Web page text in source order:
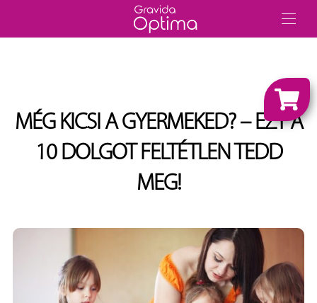
MÉG KICSI A GYERMEKED? – EZT A
10 DOLGOT FELTÉTLEN TEDD
MEG!